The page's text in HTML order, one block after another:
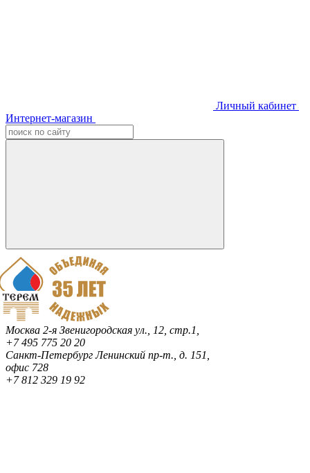
Личный кабинет
Интернет-магазин
Москва 2-я Звенигородская ул., 12, стр.1,
+7 495 775 20 20
Санкт-ПетербургЛенинский пр-т., д. 151,
офис 728
+7 812 329 19 92